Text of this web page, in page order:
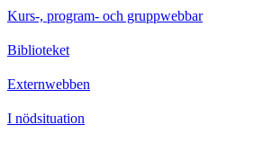
Kurs-, program- och gruppwebbar
Biblioteket
Externwebben
I nödsituation